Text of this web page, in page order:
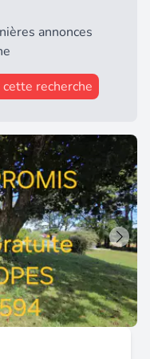
maison.annonces
recherche